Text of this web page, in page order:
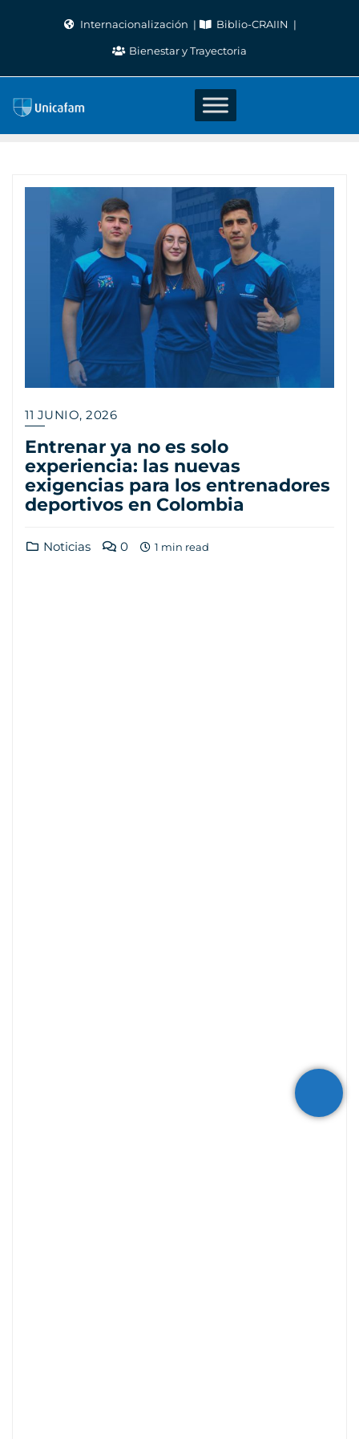
Internacionalización Biblio-CRAIIN
Bienestar y Trayectoria
11 JUNIO, 2026
Entrenar ya no es solo
experiencia: las nuevas
exigencias para los entrenadores
deportivos en Colombia
Noticias 0 1 min read